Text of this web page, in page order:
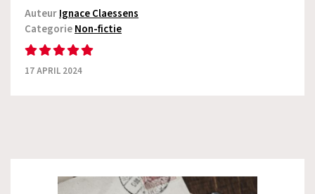
AuteurIgnace Claessens
CategorieNon-fictie
17 APRIL 2024